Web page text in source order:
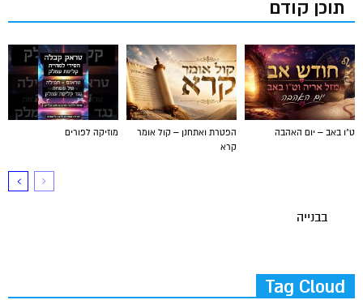
תוכן קודם
מוזיקה לפורים
הפטרת ואתחנן – קול אומר
קרא
ט"ו באב – יום האהבה
בבנייה
Tag Cloud